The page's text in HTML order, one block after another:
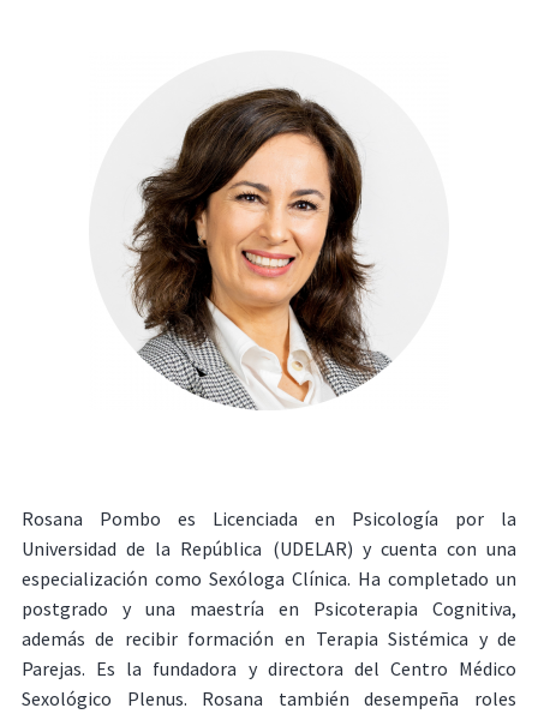
Rosana Pombo es Licenciada en Psicología por la
Universidad de la República (UDELAR) y cuenta con una
especialización como Sexóloga Clínica. Ha completado un
postgrado y una maestría en Psicoterapia Cognitiva,
además de recibir formación en Terapia Sistémica y de
Parejas. Es la fundadora y directora del Centro Médico
Sexológico Plenus. Rosana también desempeña roles